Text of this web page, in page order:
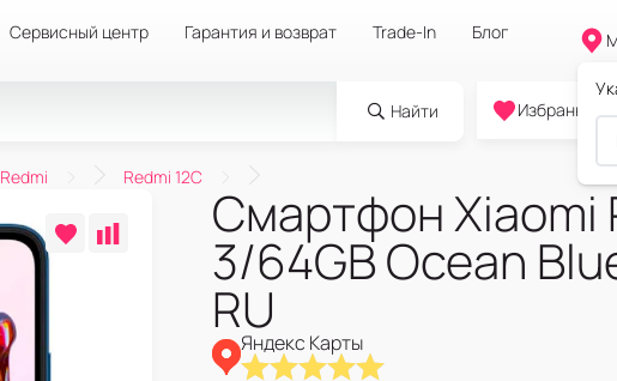
Сервисный центр Гарантия и возврат Trade-In Блог
Найти
0
Избранное
Redmi Redmi 12C
Смартфон Xiaomi
3/64GB Ocean
RU
Яндекс Карты